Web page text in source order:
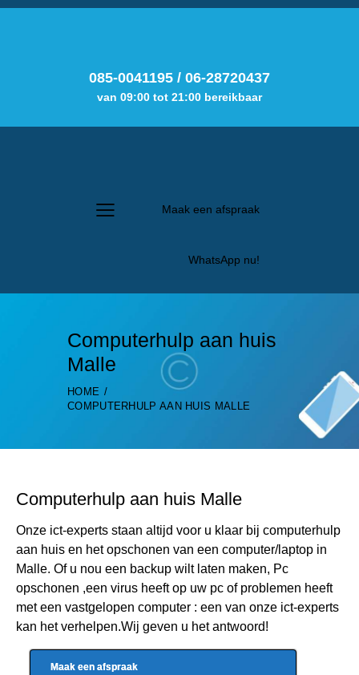
085-0041195 / 06-28720437
van 09:00 tot 21:00 bereikbaar
Maak een afspraak
WhatsApp nu!
Computerhulp aan huis
Malle
HOME
COMPUTERHULP AAN HUIS MALLE
Computerhulp aan huis Malle
Onze ict-experts staan altijd voor u klaar bij computerhulp
aan huis en het opschonen van een computer/laptop in
Malle. Of u nou een backup wilt laten maken, Pc
opschonen ,een virus heeft op uw pc of problemen heeft
met een vastgelopen computer : een van onze ict-experts
kan het verhelpen.Wij geven u het antwoord!
Maak een afspraak